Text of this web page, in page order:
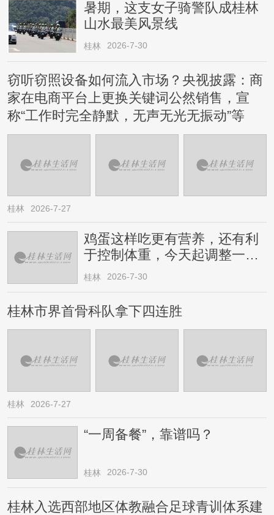
暑期，这支女子骑警队成桂林
山水最美风景线
桂林 2026-7-30
窃听窃照设备如何流入市场？央视披露：商
家在电商平台上更换关键词公然销售，宣
称“工作时完全静默，无声无光无振动”等
桂林 2026-7-27
鸡蛋这样吃更有营养，还有利
于控制体重，今天起调整一下
→
桂林 2026-7-30
桂林市界首骨科队拿下四连胜
桂林 2026-7-27
“一周备餐”，靠谱吗？
桂林 2026-7-30
桂林入选西部地区体教融合足球青训体系建